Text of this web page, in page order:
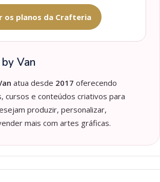
os planos da Crafteria
Van
atua desde 2017 oferecendo
cursos e conteúdos criativos para
produzir, personalizar,
mais com artes gráficas.